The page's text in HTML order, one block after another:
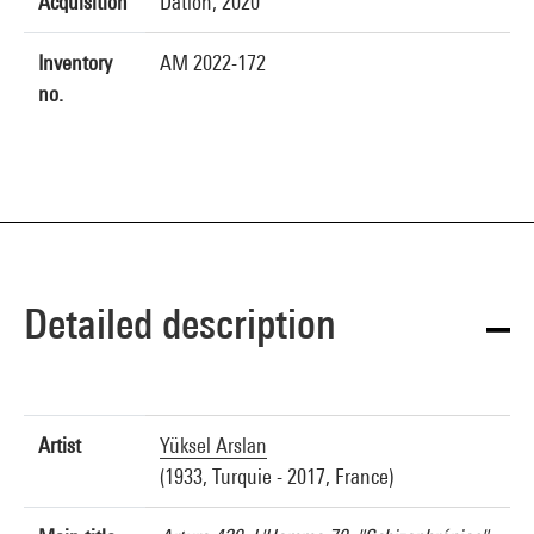
Inventory
no.
AM 2022-172
Detailed description
Artist
Yüksel Arslan
(1933, Turquie - 2017, France)